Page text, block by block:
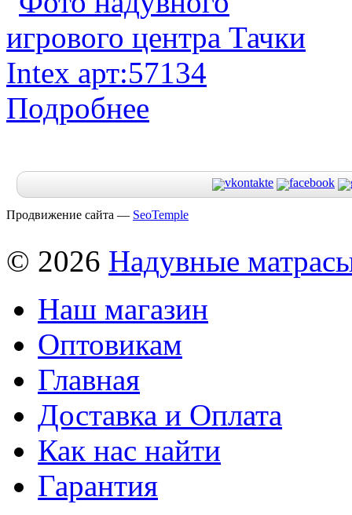
Подробнее
Продвижение сайта — SeoTemple
© 2026 Надувные
Наш магазин
Оптовикам
Главная
Доставка и Оплата
Как нас найти
Гарантия